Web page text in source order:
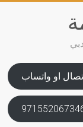
او واتساب